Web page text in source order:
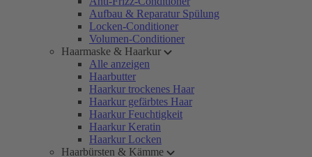
Aufbau & Reparatur Spülung
Locken-Conditioner
Volumen-Conditioner
Haarmaske & Haarkur
Alle anzeigen
Haarbutter
Haarkur trockenes Haar
Haarkur gefärbtes Haar
Haarkur Feuchtigkeit
Haarkur Keratin
Haarkur Locken
Haarbürsten & Kämme